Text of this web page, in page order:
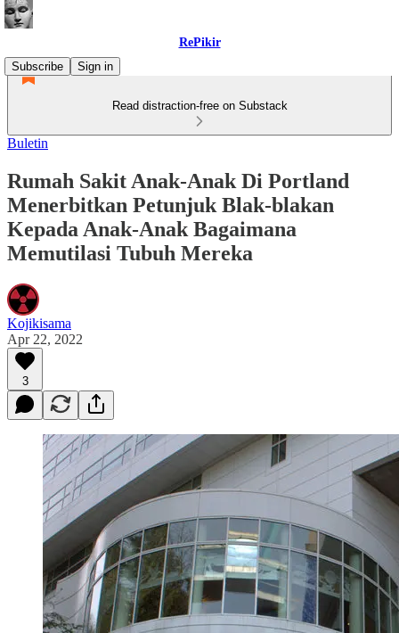
RePikir
Subscribe
Sign in
Read distraction-free on Substack
Buletin
Rumah Sakit Anak-Anak Di Portland
Menerbitkan Petunjuk Blak-blakan
Kepada Anak-Anak Bagaimana
Memutilasi Tubuh Mereka
Kojikisama
Apr 22, 2022
3